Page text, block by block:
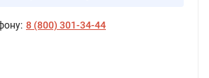
8 (800) 301-34-44